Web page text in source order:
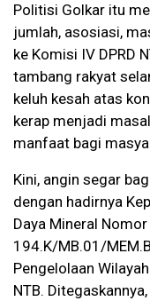
Politisi Golkar itu
jumlah, asosiasi,
ke Komisi IV DPRD
tambang rakyat
keluh kesah atas
kerap menjadi
manfaat bagi
Kini, angin segar
dengan hadirnya
Daya Mineral Nomor
194.K/MB.01/
Pengelolaan
NTB.